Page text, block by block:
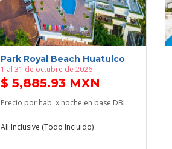
Park Royal Beach Huatulco
1 al 31 de octubre de 2026
$ 5,885.93 MXN
Precio por hab. x noche en base DBL
All Inclusive (Todo Incluido)